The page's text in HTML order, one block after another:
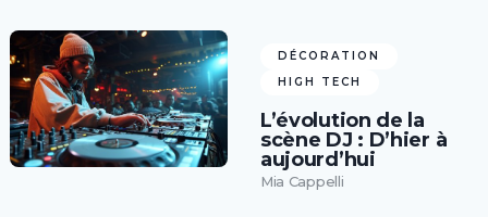
DÉCORATION
HIGH TECH
L’évolution de la
scène DJ : D’hier à
aujourd’hui
Mia Cappelli